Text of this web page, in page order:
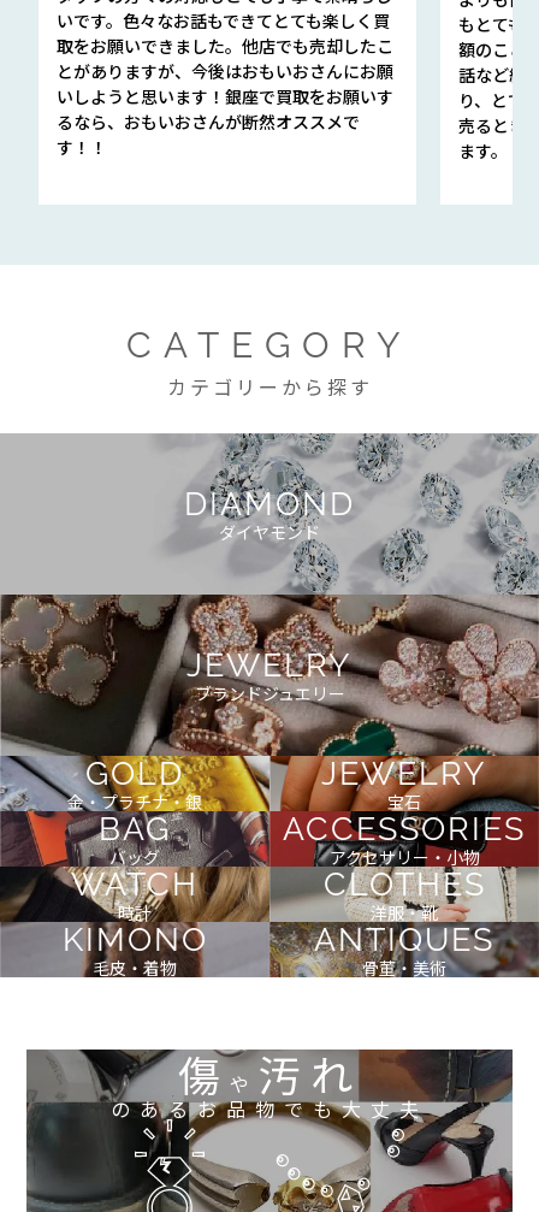
いです。色々なお話もできてとても楽しく買
取をお願いできました。他店でも売却したこ
とがありますが、今後はおもいおさんにお願
いしようと思います！銀座で買取をお願いす
るなら、おもいおさんが断然オススメで
す！！
もとても
額のこと
話など細
り、とて
売るとき
ます。
CATEGORY
カテゴリーから探す
DIAMOND
ダイヤモンド
JEWELRY
ブランドジュエリー
GOLD
金・プラチナ・銀
JEWELRY
宝石
BAG
バッグ
ACCESSORIES
アクセサリー・小物
WATCH
時計
CLOTHES
洋服・靴
KIMONO
毛皮・着物
ANTIQUES
骨董・美術
傷や 汚れ
のあるお品物でも大丈夫